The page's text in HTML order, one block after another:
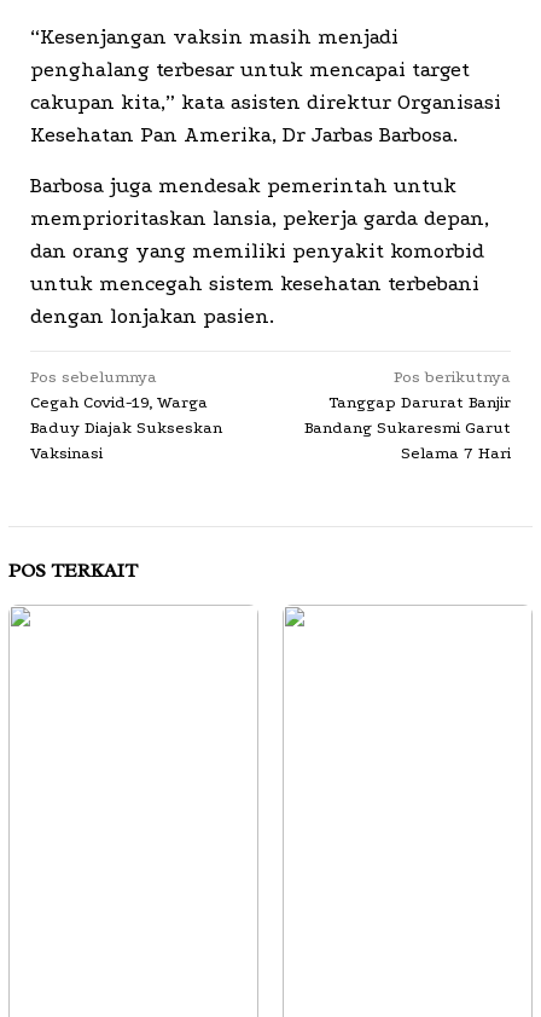
“Kesenjangan vaksin masih menjadi
penghalang terbesar untuk mencapai target
cakupan kita,” kata asisten direktur Organisasi
Kesehatan Pan Amerika, Dr Jarbas Barbosa.
Barbosa juga mendesak pemerintah untuk
memprioritaskan lansia, pekerja garda depan,
dan orang yang memiliki penyakit komorbid
untuk mencegah sistem kesehatan terbebani
dengan lonjakan pasien.
Navigasi
pos
Pos sebelumnya
Cegah Covid-19, Warga
Baduy Diajak Sukseskan
Vaksinasi
Pos berikutnya
Tanggap Darurat Banjir
Bandang Sukaresmi Garut
Selama 7 Hari
POS TERKAIT